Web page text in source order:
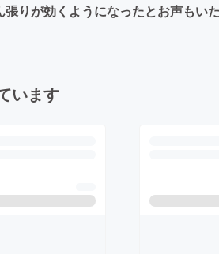
りが効くようになったとお声も
います